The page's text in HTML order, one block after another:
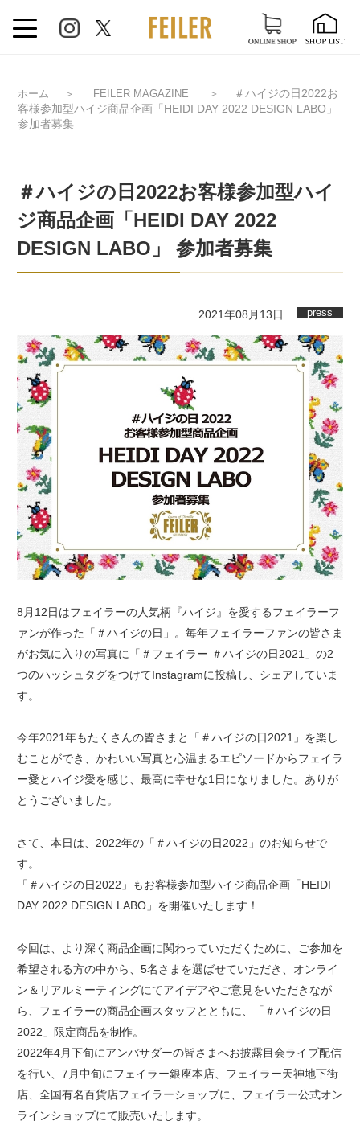
ホーム ＞ FEILER MAGAZINE ＞
＃ハイジの日2022お
客様参加型ハイジ商品企画「HEIDI DAY 2022 DESIGN LABO」
参加者募集
＃ハイジの日2022お客様参加型ハイ
ジ商品企画「HEIDI DAY 2022
DESIGN LABO」 参加者募集
2021年08月13日 press
8月12日はフェイラーの人気柄『ハイジ』を愛するフェイラーフ
ァンが作った「＃ハイジの日」。毎年フェイラーファンの皆さま
がお気に入りの写真に「＃フェイラー ＃ハイジの日2021」の2
つのハッシュタグをつけてInstagramに投稿し、シェアしていま
す。
今年2021年もたくさんの皆さまと「＃ハイジの日2021」を楽し
むことができ、かわいい写真と心温まるエピソードからフェイラ
ー愛とハイジ愛を感じ、最高に幸せな1日になりました。ありが
とうございました。
さて、本日は、2022年の「＃ハイジの日2022」のお知らせで
す。
「＃ハイジの日2022」もお客様参加型ハイジ商品企画「HEIDI
DAY 2022 DESIGN LABO」を開催いたします！
今回は、より深く商品企画に関わっていただくために、ご参加を
希望される方の中から、5名さまを選ばせていただき、オンライ
ン＆リアルミーティングにてアイデアやご意見をいただきなが
ら、フェイラーの商品企画スタッフとともに、「＃ハイジの日
2022」限定商品を制作。
2022年4月下旬にアンバサダーの皆さまへお披露目会ライブ配信
を行い、7月中旬にフェイラー銀座本店、フェイラー天神地下街
店、全国有名百貨店フェイラーショップに、フェイラー公式オン
ラインショップにて販売いたします。